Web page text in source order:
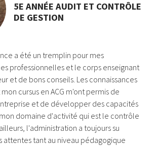
5E ANNÉE AUDIT ET CONTRÔLE
DE GESTION
a été un tremplin pour mes
professionnelles et le corps enseignant
et de bons conseils. Les connaissances
cursus en ACG m'ont permis de
et de développer des capacités
domaine d'activité qui est le contrôle
l'administration a toujours su
attentes tant au niveau pédagogique